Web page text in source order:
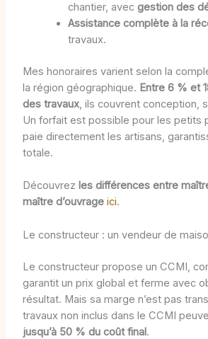
chantier, avec gestion des
Assistance complète à la
travaux.
Mes honoraires varient selon la
la région géographique. Entre 6 % et
des travaux, ils couvrent conception,
Un forfait est possible pour les petits
paie directement les artisans,
totale.
Découvrez les différences entre
maître d’ouvrage ici.
Le constructeur : un vendeur de
Le constructeur propose un CCMI,
garantit un prix global et ferme avec
résultat. Mais sa marge n’est pas
travaux non inclus dans le CCMI
jusqu’à 50 % du coût final.